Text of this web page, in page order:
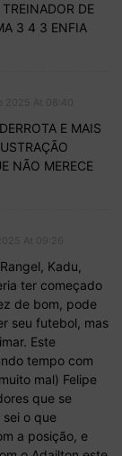
DE
3 4 3 ENFIA
E MAIS
NÃO MERECE
Kadu,
ter começado
de bom, pode
seu futebol, mas
Este
tempo com
mal) Felipe
que se
o que
a posição, e